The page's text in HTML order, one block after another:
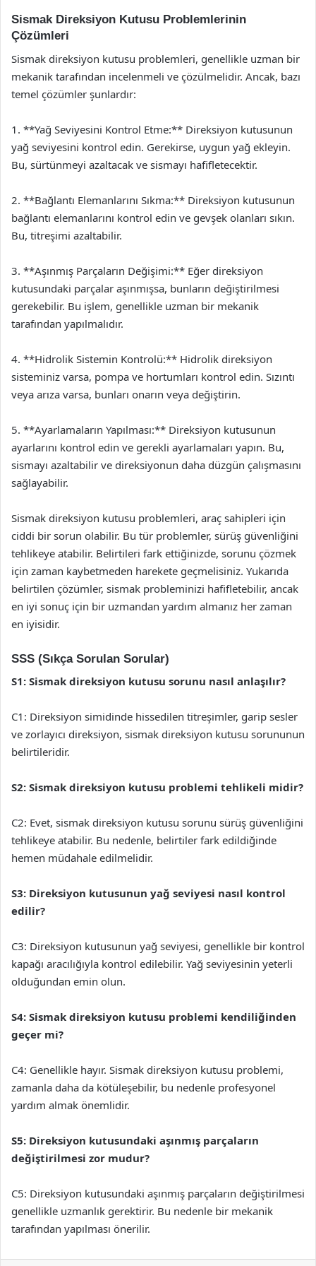
Sismak Direksiyon Kutusu Problemlerinin
Çözümleri
Sismak direksiyon kutusu problemleri, genellikle uzman bir
mekanik tarafından incelenmeli ve çözülmelidir. Ancak, bazı
temel çözümler şunlardır:
1. **Yağ Seviyesini Kontrol Etme:** Direksiyon kutusunun
yağ seviyesini kontrol edin. Gerekirse, uygun yağ ekleyin.
Bu, sürtünmeyi azaltacak ve sismayı hafifletecektir.
2. **Bağlantı Elemanlarını Sıkma:** Direksiyon kutusunun
bağlantı elemanlarını kontrol edin ve gevşek olanları sıkın.
Bu, titreşimi azaltabilir.
3. **Aşınmış Parçaların Değişimi:** Eğer direksiyon
kutusundaki parçalar aşınmışsa, bunların değiştirilmesi
gerekebilir. Bu işlem, genellikle uzman bir mekanik
tarafından yapılmalıdır.
4. **Hidrolik Sistemin Kontrolü:** Hidrolik direksiyon
sisteminiz varsa, pompa ve hortumları kontrol edin. Sızıntı
veya arıza varsa, bunları onarın veya değiştirin.
5. **Ayarlamaların Yapılması:** Direksiyon kutusunun
ayarlarını kontrol edin ve gerekli ayarlamaları yapın. Bu,
sismayı azaltabilir ve direksiyonun daha düzgün çalışmasını
sağlayabilir.
Sismak direksiyon kutusu problemleri, araç sahipleri için
ciddi bir sorun olabilir. Bu tür problemler, sürüş güvenliğini
tehlikeye atabilir. Belirtileri fark ettiğinizde, sorunu çözmek
için zaman kaybetmeden harekete geçmelisiniz. Yukarıda
belirtilen çözümler, sismak probleminizi hafifletebilir, ancak
en iyi sonuç için bir uzmandan yardım almanız her zaman
en iyisidir.
SSS (Sıkça Sorulan Sorular)
S1: Sismak direksiyon kutusu sorunu nasıl anlaşılır?
C1: Direksiyon simidinde hissedilen titreşimler, garip sesler
ve zorlayıcı direksiyon, sismak direksiyon kutusu sorununun
belirtileridir.
S2: Sismak direksiyon kutusu problemi tehlikeli midir?
C2: Evet, sismak direksiyon kutusu sorunu sürüş güvenliğini
tehlikeye atabilir. Bu nedenle, belirtiler fark edildiğinde
hemen müdahale edilmelidir.
S3: Direksiyon kutusunun yağ seviyesi nasıl kontrol
edilir?
C3: Direksiyon kutusunun yağ seviyesi, genellikle bir kontrol
kapağı aracılığıyla kontrol edilebilir. Yağ seviyesinin yeterli
olduğundan emin olun.
S4: Sismak direksiyon kutusu problemi kendiliğinden
geçer mi?
C4: Genellikle hayır. Sismak direksiyon kutusu problemi,
zamanla daha da kötüleşebilir, bu nedenle profesyonel
yardım almak önemlidir.
S5: Direksiyon kutusundaki aşınmış parçaların
değiştirilmesi zor mudur?
C5: Direksiyon kutusundaki aşınmış parçaların değiştirilmesi
genellikle uzmanlık gerektirir. Bu nedenle bir mekanik
tarafından yapılması önerilir.